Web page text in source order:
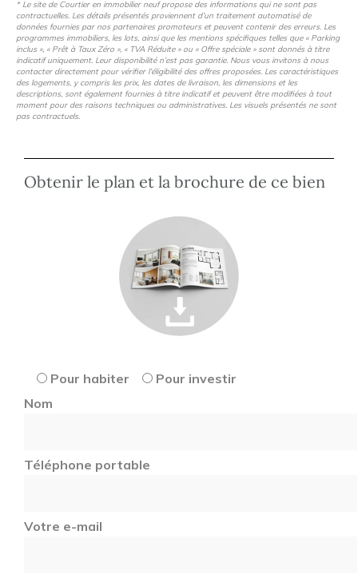
* Le site de Courtier en immobilier neuf propose des informations qui ne sont pas
contractuelles. Les détails présentés proviennent d’un traitement automatisé de
données fournies par nos partenaires promoteurs et peuvent contenir des erreurs. Les
programmes immobiliers, les lots, ainsi que les mentions spécifiques telles que « Parking
inclus », « Prêt à Taux Zéro », « TVA Réduite » ou « Offre spéciale » sont donnés à titre
indicatif uniquement. Leur disponibilité n’est pas garantie. Nous vous invitons à nous
contacter directement pour vérifier l’éligibilité des offres proposées. Les caractéristiques
des logements, y compris les prix, les dates de livraison, les dimensions et les
descriptions, sont également fournies à titre indicatif et peuvent être modifiées à tout
moment pour des raisons techniques ou administratives. Les visuels présentés ne sont
pas contractuels.
Obtenir le plan et la brochure de ce bien
Pour habiter
Pour investir
Nom
Téléphone portable
Votre e-mail